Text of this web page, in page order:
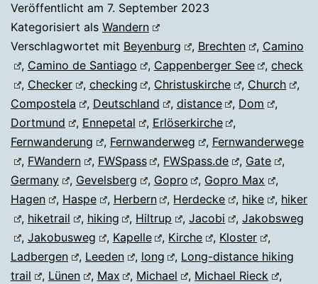
Veröffentlicht am 7. September 2023
Kategorisiert als Wandern
Verschlagwortet mit Beyenburg , Brechten , Camino
, Camino de Santiago , Cappenberger See ,check
, Checker , checking , Christuskirche , Church
,
Compostela
, Deutschland , distance , Dom
,
Dortmund
, Ennepetal , Erlöserkirche
,
Fernwanderung
, Fernwanderweg , Fernwanderwege
, FWandern , FWSpass , FWSpass.de , Gate
,
Germany
, Gevelsberg , Gopro , Gopro Max
,
Hagen
, Haspe , Herbern , Herdecke , hike , hiker
, hiketrail , hiking , Hiltrup ,Jacobi , Jakobsweg
, Jakobusweg , Kapelle , Kirche , Kloster
,
Ladbergen
, Leeden , long , Long-distance hiking
trail
, Lünen , Max , Michael , Michael Rieck
,